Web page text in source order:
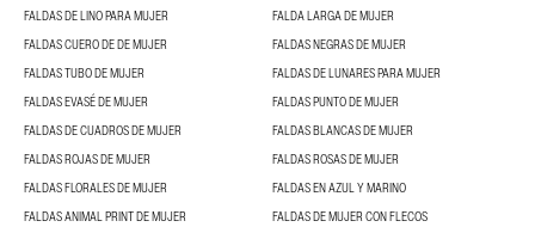
FALDAS DE LINO PARA MUJER
FALDA LARGA DE MUJER
FALDAS CUERO DE DE MUJER
FALDAS NEGRAS DE MUJER
FALDAS TUBO DE MUJER
FALDAS DE LUNARES PARA MUJER
FALDAS EVASÉ DE MUJER
FALDAS PUNTO DE MUJER
FALDAS DE CUADROS DE MUJER
FALDAS BLANCAS DE MUJER
FALDAS ROJAS DE MUJER
FALDAS ROSAS DE MUJER
FALDAS FLORALES DE MUJER
FALDAS EN AZUL Y MARINO
FALDAS ANIMAL PRINT DE MUJER
FALDAS DE MUJER CON FLECOS